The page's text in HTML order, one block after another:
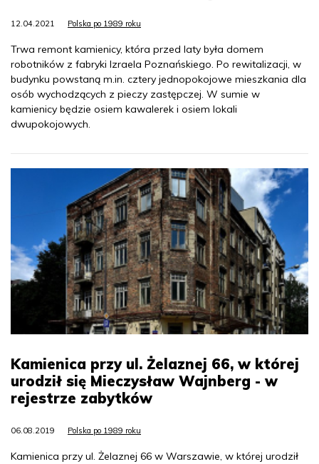
12.04.2021 Polska po 1989 roku
Trwa remont kamienicy, która przed laty była domem
robotników z fabryki Izraela Poznańskiego. Po rewitalizacji, w
budynku powstaną m.in. cztery jednopokojowe mieszkania dla
osób wychodzących z pieczy zastępczej. W sumie w
kamienicy będzie osiem kawalerek i osiem lokali
dwupokojowych.
Kamienica przy ul. Żelaznej 66, w której
urodził się Mieczysław Wajnberg - w
rejestrze zabytków
06.08.2019 Polska po 1989 roku
Kamienica przy ul. Żelaznej 66 w Warszawie, w której urodził